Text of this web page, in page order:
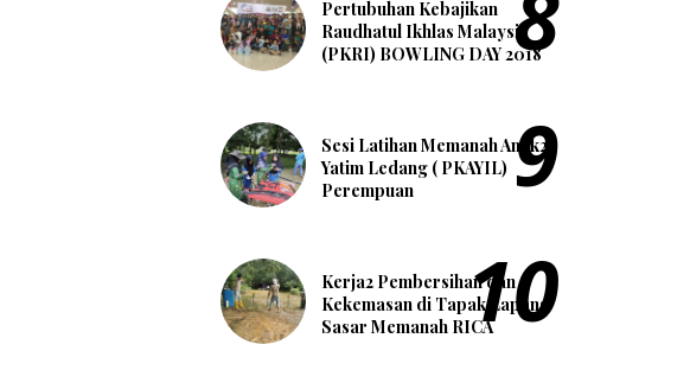
Pertubuhan Kebajikan
Raudhatul Ikhlas Malaysia
(PKRI) BOWLING DAY 2018
Sesi Latihan Memanah Anak2
Yatim Ledang ( PKAYIL)
Perempuan
Kerja2 Pembersihan dan
Kekemasan di Tapak Lapang
Sasar Memanah RICA